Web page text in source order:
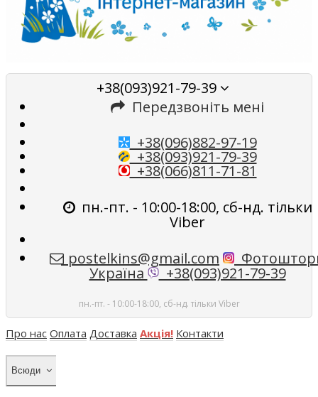
+38(093)921-79-39
Передзвоніть мені
+38(096)882-97-19
+38(093)921-79-39
+38(066)811-71-81
пн.-пт. - 10:00-18:00, сб-нд. тільки
Viber
postelkins@gmail.com
Україна +38(093)921-79-39
пн.-пт. - 10:00-18:00, сб-нд. тільки Viber
Про нас Оплата Доставка Акція! Контакти
Всюди